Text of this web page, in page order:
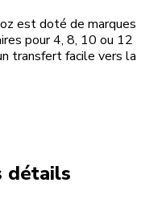
est doté de marques
pour 4, 8, 10 ou 12
transfert facile vers la
détails